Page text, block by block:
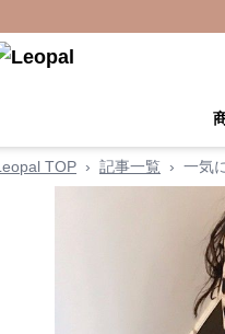
TOP › 記事一覧 › 一気